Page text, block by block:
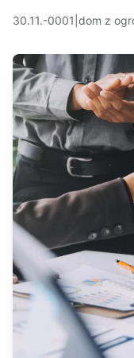
30.11.-0001 dom z